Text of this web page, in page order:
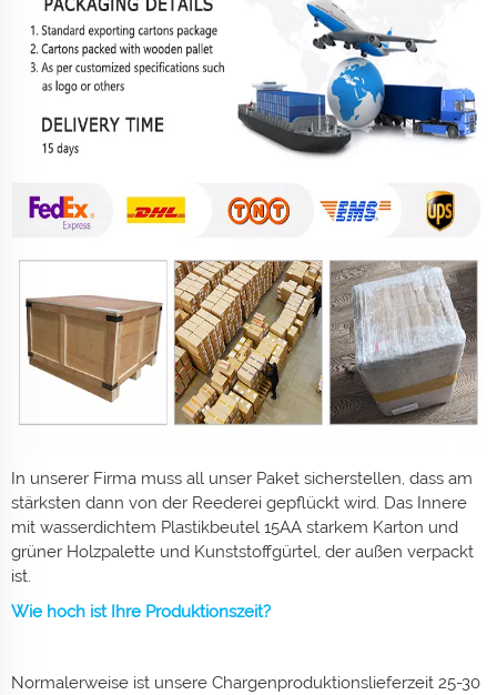
In unserer Firma muss all unser Paket sicherstellen, dass am
stärksten dann von der Reederei gepflückt wird. Das Innere
mit wasserdichtem Plastikbeutel 15AA starkem Karton und
grüner Holzpalette und Kunststoffgürtel, der außen verpackt
ist.
Wie hoch ist Ihre Produktionszeit?
Normalerweise ist unsere Chargenproduktionslieferzeit 25-30